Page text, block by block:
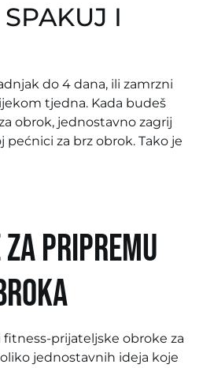
I
do 4 dana, ili zamrzni
tjedna. Kada budeš
obrok, jednostavno zagrij
za brz obrok. Tako je
pripremu
fitness-prijateljske obroke za
jednostavnih ideja koje